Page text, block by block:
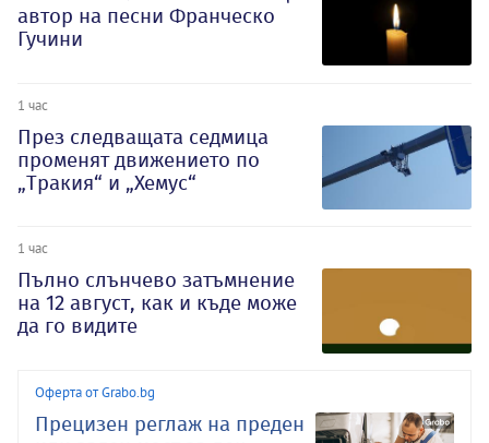
автор на песни Франческо
Гучини
1 час
През следващата седмица
променят движението по
„Тракия“ и „Хемус“
1 час
Пълно слънчево затъмнение
на 12 август, как и къде може
да го видите
Оферта от Grabo.bg
Прецизен реглаж на преден